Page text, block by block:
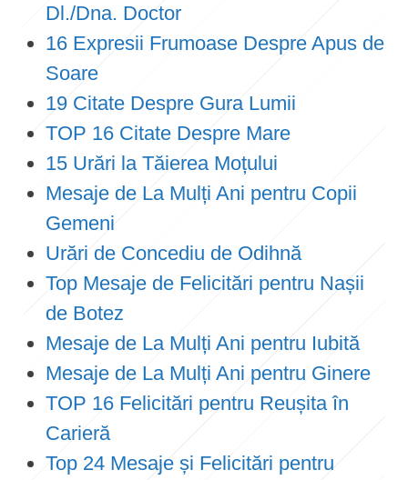
Dl./Dna. Doctor
16 Expresii Frumoase Despre Apus de
Soare
19 Citate Despre Gura Lumii
TOP 16 Citate Despre Mare
15 Urări la Tăierea Moțului
Mesaje de La Mulți Ani pentru Copii
Gemeni
Urări de Concediu de Odihnă
Top Mesaje de Felicitări pentru Nașii
de Botez
Mesaje de La Mulți Ani pentru Iubită
Mesaje de La Mulți Ani pentru Ginere
TOP 16 Felicitări pentru Reușita în
Carieră
Top 24 Mesaje și Felicitări pentru